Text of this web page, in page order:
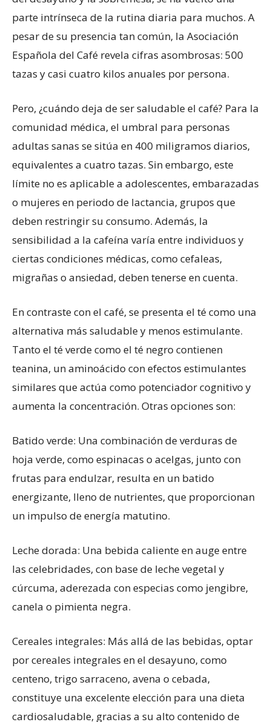
parte intrínseca de la rutina diaria para muchos. A
pesar de su presencia tan común, la Asociación
Española del Café revela cifras asombrosas: 500
tazas y casi cuatro kilos anuales por persona.
Pero, ¿cuándo deja de ser saludable el café? Para la
comunidad médica, el umbral para personas
adultas sanas se sitúa en 400 miligramos diarios,
equivalentes a cuatro tazas. Sin embargo, este
límite no es aplicable a adolescentes, embarazadas
o mujeres en periodo de lactancia, grupos que
deben restringir su consumo. Además, la
sensibilidad a la cafeína varía entre individuos y
ciertas condiciones médicas, como cefaleas,
migrañas o ansiedad, deben tenerse en cuenta.
En contraste con el café, se presenta el té como una
alternativa más saludable y menos estimulante.
Tanto el té verde como el té negro contienen
teanina, un aminoácido con efectos estimulantes
similares que actúa como potenciador cognitivo y
aumenta la concentración. Otras opciones son:
Batido verde: Una combinación de verduras de
hoja verde, como espinacas o acelgas, junto con
frutas para endulzar, resulta en un batido
energizante, lleno de nutrientes, que proporcionan
un impulso de energía matutino.
Leche dorada: Una bebida caliente en auge entre
las celebridades, con base de leche vegetal y
cúrcuma, aderezada con especias como jengibre,
canela o pimienta negra.
Cereales integrales: Más allá de las bebidas, optar
por cereales integrales en el desayuno, como
centeno, trigo sarraceno, avena o cebada,
constituye una excelente elección para una dieta
cardiosaludable, gracias a su alto contenido de